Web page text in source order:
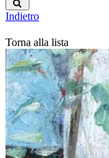
Indietro
Torna alla lista